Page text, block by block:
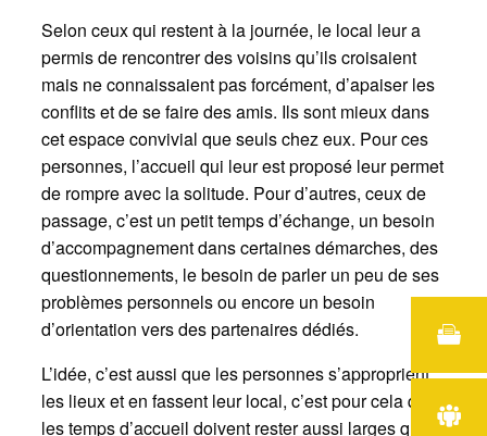
Selon ceux qui restent à la journée, le local leur a
permis de rencontrer des voisins qu’ils croisaient
mais ne connaissaient pas forcément, d’apaiser les
conflits et de se faire des amis. Ils sont mieux dans
cet espace convivial que seuls chez eux. Pour ces
personnes, l’accueil qui leur est proposé leur permet
de rompre avec la solitude. Pour d’autres, ceux de
passage, c’est un petit temps d’échange, un besoin
d’accompagnement dans certaines démarches, des
questionnements, le besoin de parler un peu de ses
problèmes personnels ou encore un besoin
d’orientation vers des partenaires dédiés.
L’idée, c’est aussi que les personnes s’approprient
les lieux et en fassent leur local, c’est pour cela que
les temps d’accueil doivent rester aussi larges que